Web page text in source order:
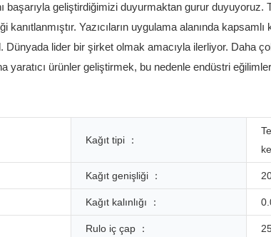
başarıyla geliştirdiğimizi duyurmaktan gurur
Yazıcıların uygulama alanında kapsamlı
lider bir şirket olmak amacıyla ilerliyor. Daha
yaratıcı ürünler geliştirmek, bu nedenle endüstri
Kağıt tipi ：
Kağıt genişliği ：
Kağıt kalınlığı ：
Rulo iç çap ：